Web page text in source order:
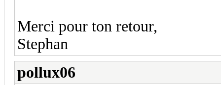
Merci pour ton retour,
Stephan
pollux06